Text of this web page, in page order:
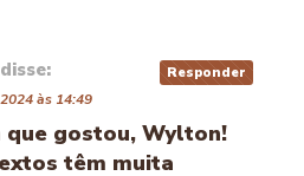
disse:
às 14:49
que gostou, Wylton!
têm muita
Responder